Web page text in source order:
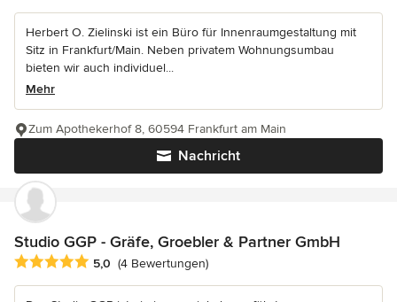
Herbert O. Zielinski ist ein Büro für Innenraumgestaltung mit
Sitz in Frankfurt/Main. Neben privatem Wohnungsumbau
bieten wir auch individuel...
Mehr
Nachricht
Zum Apothekerhof 8, 60594 Frankfurt am Main
Studio GGP - Gräfe, Groebler & Partner GmbH
Durchschnittliche Bewertung: 5 von 5 Sternen
5,0 (4 Bewertungen)